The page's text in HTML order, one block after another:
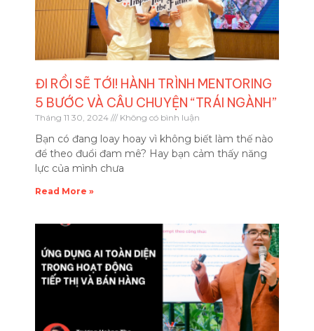
ĐI RỒI SẼ TỚI! HÀNH TRÌNH MENTORING
5 BƯỚC VÀ CÂU CHUYỆN “TRÁI NGÀNH”
Tháng 11 30, 2024 Không có bình luận
Bạn có đang loay hoay vì không biết làm thế nào
để theo đuổi đam mê? Hay bạn cảm thấy năng
lực của mình chưa
Read More »